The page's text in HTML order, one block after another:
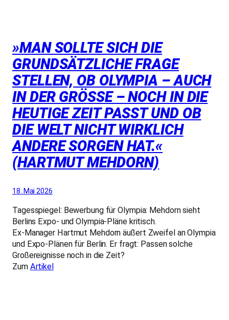
»MAN SOLLTE SICH DIE
GRUNDSÄTZLICHE FRAGE
STELLEN, OB OLYMPIA – AUCH
IN DER GRÖSSE – NOCH IN DIE H
EUTIGE ZEIT PASST UND OB D
IE WELT NICHT WIRKLICH A
NDERE SORGEN HAT.« (
HARTMUT MEHDORN)
18. Mai 2026
Tagesspiegel: Bewerbung für Olympia: Mehdorn sieht
Berlins Expo- und Olympia-Pläne kritisch.
Ex-Manager Hartmut Mehdorn äußert Zweifel an Olympia
und Expo-Plänen für Berlin. Er fragt: Passen solche
Großereignisse noch in die Zeit?
Zum Artikel